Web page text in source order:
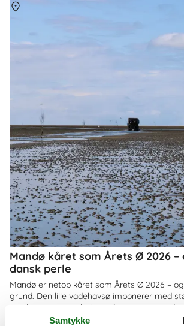
Mandø kåret som Årets Ø 2026
dansk perle
Mandø er netop kåret som Årets Ø 2026 –
grund. Den lille vadehavsø imponerer med
smuk natur og en helt særlig ro, som gør
feriemål for både familier og par
Samtykke